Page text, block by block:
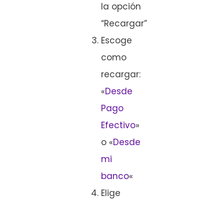
la opción
“Recargar”
Escoge
como
recargar:
«Desde
Pago
Efectivo»
o «Desde
mi
banco«
Elige